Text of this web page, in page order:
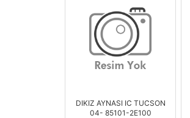
DIKIZ AYNASI IC TUCSON
04- 85101-2E100